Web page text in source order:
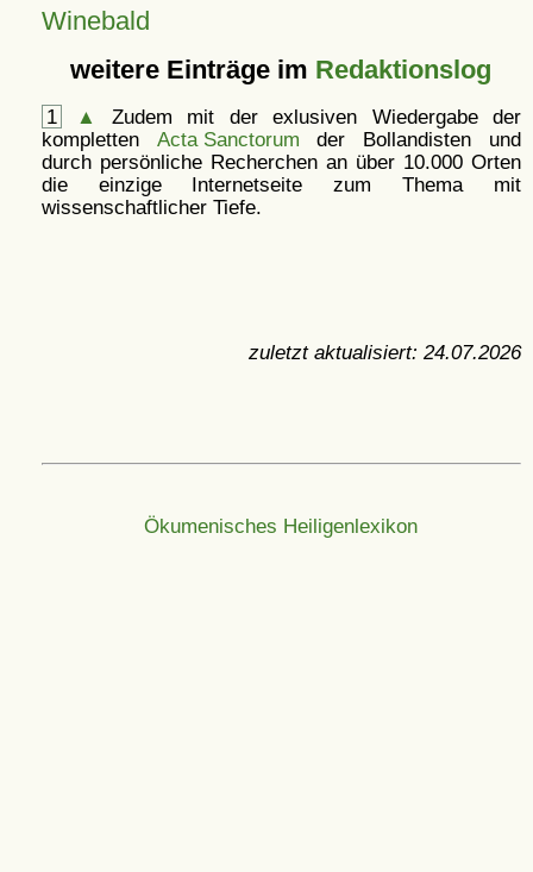
Winebald
weitere Einträge im Redaktionslog
1 ▲
Zudem mit der exlusiven Wiedergabe der
kompletten Acta Sanctorum der Bollandisten und
durch persönliche Recherchen an über 10.000 Orten
die einzige Internetseite zum Thema mit
wissenschaftlicher Tiefe.
zuletzt aktualisiert: 24.07.2026
Ökumenisches Heiligenlexikon